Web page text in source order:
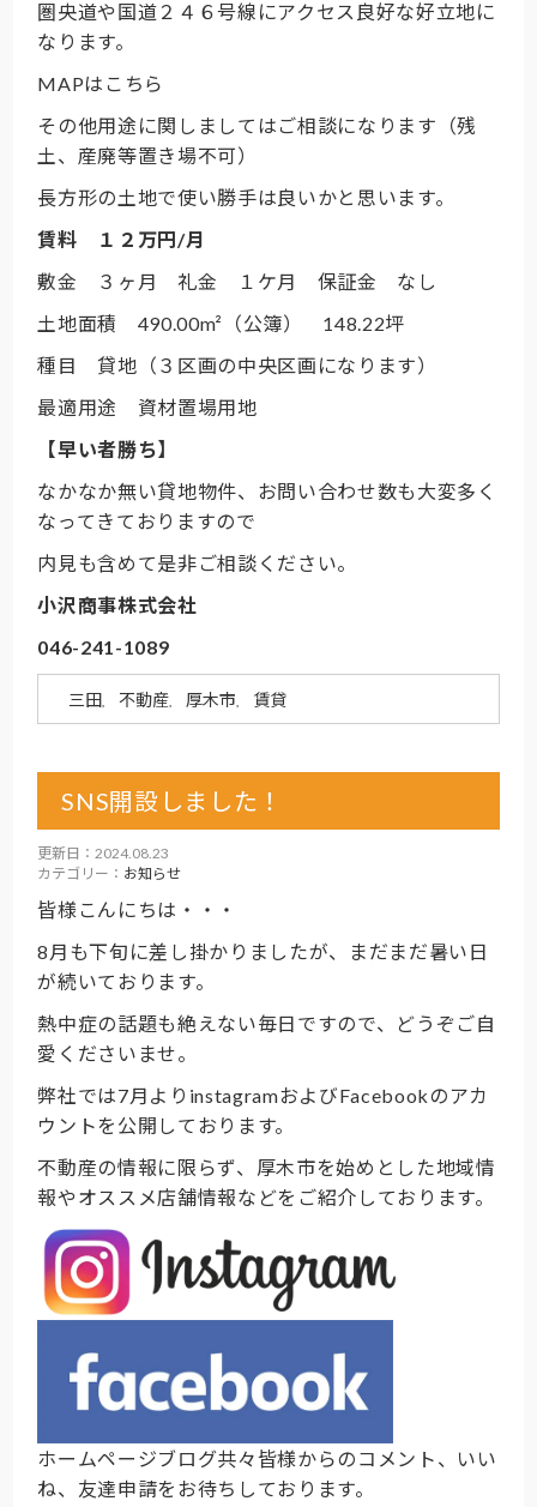
圏央道や国道２４６号線にアクセス良好な好立地に
なります。
MAPはこちら
その他用途に関しましてはご相談になります（残
土、産廃等置き場不可）
長方形の土地で使い勝手は良いかと思います。
賃料 １２万円/月
敷金 ３ヶ月 礼金 １ケ月 保証金 なし
土地面積 490.00m²（公簿） 148.22坪
種目 貸地（３区画の中央区画になります）
最適用途 資材置場用地
【早い者勝ち】
なかなか無い貸地物件、お問い合わせ数も大変多く
なってきておりますので
内見も含めて是非ご相談ください。
小沢商事株式会社
046-241-1089
三田 不動産 厚木市 賃貸
SNS開設しました！
更新日：2024.08.23
カテゴリー： お知らせ
皆様こんにちは・・・
8月も下旬に差し掛かりましたが、まだまだ暑い日
が続いております。
熱中症の話題も絶えない毎日ですので、どうぞご自
愛くださいませ。
弊社では7月よりinstagramおよびFacebookのアカ
ウントを公開しております。
不動産の情報に限らず、厚木市を始めとした地域情
報やオススメ店舗情報などをご紹介しております。
ホームページブログ共々皆様からのコメント、いい
ね、友達申請をお待ちしております。